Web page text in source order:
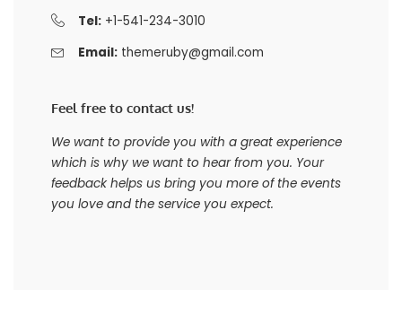
Tel:+1-541-234-3010
Email: themeruby@gmail.com
Feel free to contact us!
We want to provide you with a great experience
which is why we want to hear from you. Your
feedback helps us bring you more of the events
you love and the service you expect.